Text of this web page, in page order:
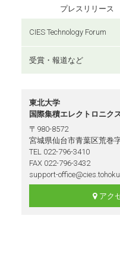
プレスリリース
CIES Technology Forum
受賞・報道など
東北大学
国際集積エレクトロニク
〒980-8572
宮城県仙台市青葉区荒巻
TEL 022-796-3410
FAX 022-796-3432
support-
アク